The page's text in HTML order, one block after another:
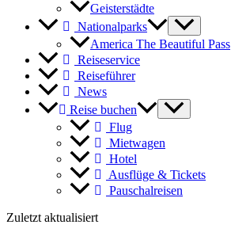
Geisterstädte
Nationalparks
America The Beautiful Pass
Reiseservice
Reiseführer
News
Reise buchen
Flug
Mietwagen
Hotel
Ausflüge & Tickets
Pauschalreisen
Zuletzt aktualisiert